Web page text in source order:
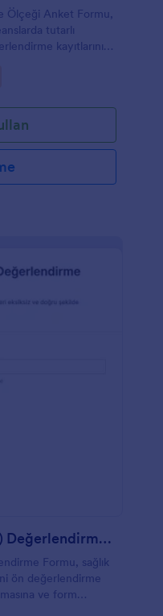
Ölçeği Anket Formu,
tutarlı
kayıtlarını
Hastalık Hikayesi (HPI) Değerlendirme Formu
Formu, sağlık
ön değerlendirme
ve form